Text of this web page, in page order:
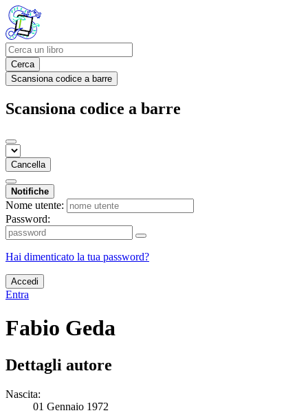
Cerca
Scansiona codice a barre
Scansiona codice a barre
Cancella
Notifiche
Nome utente:
Password:
Hai dimenticato la tua password?
Accedi
Entra
Fabio Geda
Dettagli autore
Nascita:
01 Gennaio 1972